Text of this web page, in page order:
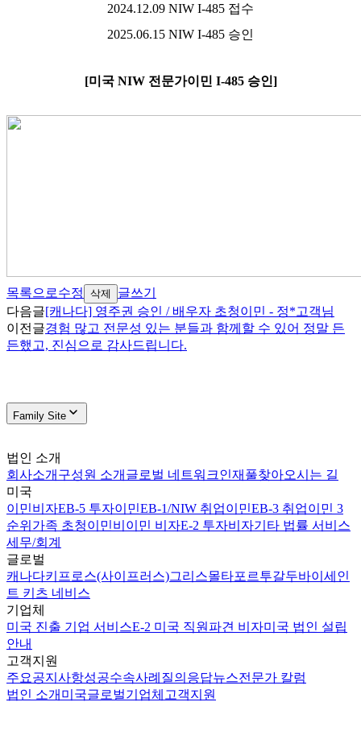
2024.12.09 NIW I-485 접수
2025.06.15 NIW I-485 승인
[미국NIW 전문가이민 I-485 승인]
목록으로수정 삭제
글쓰기
다음글[캐나다] 영주권 승인 / 배우자 초청이민 - 정*고객님
이전글경험 많고 전문성 있는 분들과 함께할 수 있어 정말 든
든했고, 진심으로 감사드립니다.
Family Site
법인 소개
회사소개 구성원 소개 글로벌 네트워크인재풀찾아오시는 길
미국
이민비자EB-5 투자이민EB-1/NIW 취업이민EB-3 취업이민 3
순위 가족 초청이민비이민 비자E-2 투자비자기타 법률 서비스
세무/회계
글로벌
캐나다키프로스(사이프러스)그리스몰타포르투갈두바이 세인
트 키츠 네비스
기업체
미국 진출 기업 서비스E-2 미국 직원파견 비자미국 법인 설립
안내
고객지원
주요공지사항성공수속사례 질의응답뉴스전문가 칼럼
법인 소개 미국글로벌기업체 고객지원